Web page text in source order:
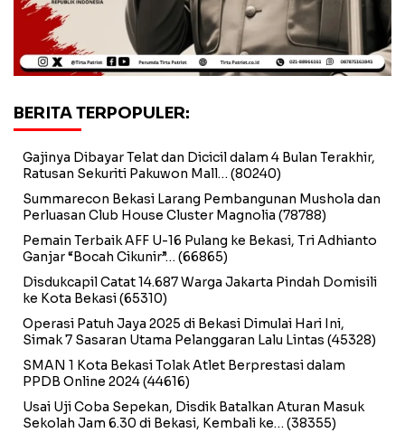
BERITA TERPOPULER:
Gajinya Dibayar Telat dan Dicicil dalam 4 Bulan Terakhir,
Ratusan Sekuriti Pakuwon Mall… (80240)
Summarecon Bekasi Larang Pembangunan Mushola dan
Perluasan Club House Cluster Magnolia (78788)
Pemain Terbaik AFF U-16 Pulang ke Bekasi, Tri Adhianto
Ganjar “Bocah Cikunir”… (66865)
Disdukcapil Catat 14.687 Warga Jakarta Pindah Domisili
ke Kota Bekasi(65310)
Operasi Patuh Jaya 2025 di Bekasi Dimulai Hari Ini,
Simak 7 Sasaran Utama Pelanggaran Lalu Lintas (45328)
SMAN 1 Kota Bekasi Tolak Atlet Berprestasi dalam
PPDB Online 2024(44616)
Usai Uji Coba Sepekan, Disdik Batalkan Aturan Masuk
Sekolah Jam 6.30 di Bekasi, Kembali ke… (38355)